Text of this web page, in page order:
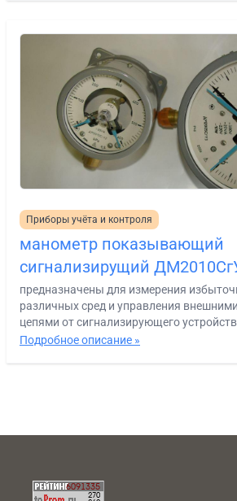
Приборы учёта и контроля
манометр показывающий
сигнализирущий
предназначены для измерения
различных сред и управления
цепями от сигнализирующего
Подробное описание »